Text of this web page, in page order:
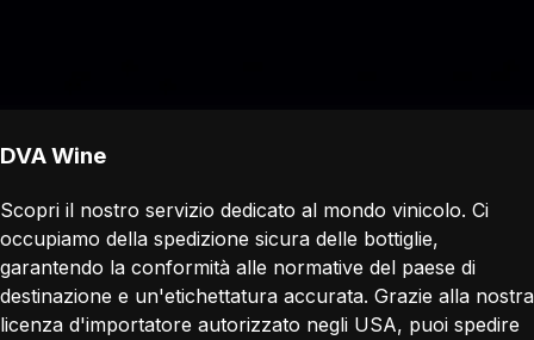
DVA Wine
Scopri il nostro servizio dedicato al mondo vinicolo. Ci
occupiamo della spedizione sicura delle bottiglie,
garantendo la conformità alle normative del paese di
destinazione e un'etichettatura accurata. Grazie alla nostra
licenza d'importatore autorizzato negli USA, puoi spedire